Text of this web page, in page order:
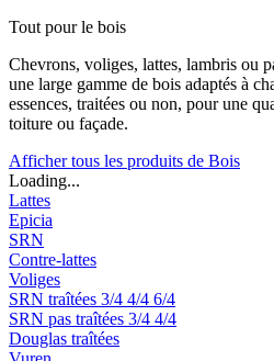
Tout pour le bois
Chevrons, voliges, lattes, lambris ou
une large gamme de bois adaptés à
essences, traitées ou non, pour une
toiture ou façade.
Afficher tous les produits de Bois
Loading...
Lattes
Epicia
SRN
Contre-lattes
Voliges
SRN traîtées 3/4 4/4 6/4
SRN pas traîtées 3/4 4/4
Douglas traîtées